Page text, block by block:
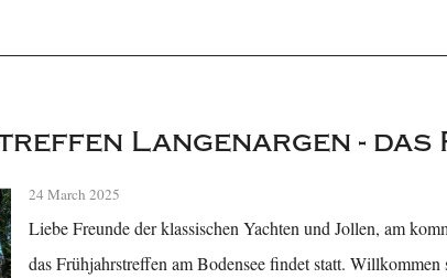
Langenargen - das
24 March 2025
Liebe Freunde der klassischen Yachten und Jollen, am
das Frühjahrstreffen am Bodensee findet statt. Willkommen